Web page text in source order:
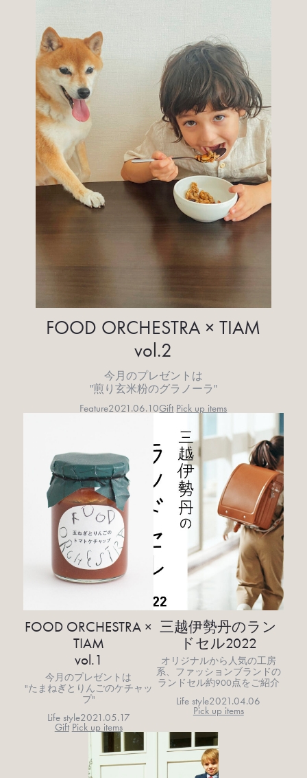
FOOD ORCHESTRA × TIAM
vol.2
今月のプレゼントは
"煎り玄米粉のグラノーラ"
Feature2021.06.10Gift Pick up items
FOOD ORCHESTRA ×
TIAM
vol.1
今月のプレゼントは
"たまねぎとりんごのケチャッ
プ"
Life style2021.05.17
Gift Pick up items
三越伊勢丹のラン
ドセル2022
オリジナルから人気の工房
系、ファッションブランドの
ランドセル約900点をご紹介
Life style2021.04.06
Pick up items